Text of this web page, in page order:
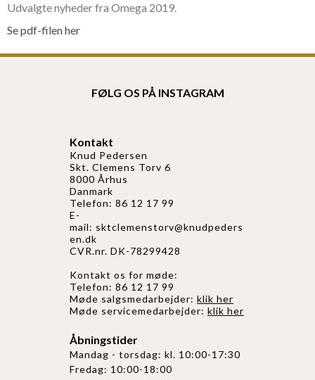
Udvalgte nyheder fra Omega 2019.
Se pdf-filen her
FØLG OS PÅ INSTAGRAM
Kontakt
Knud Pedersen
Skt. Clemens Torv 6
8000 Århus
Danmark
Telefon: 86 12 17 99
E-
mail: sktclemenstorv@knudpeders
en.dk
CVR.nr. DK-78299428
Kontakt os for møde:
Telefon: 86 12 17 99
Møde salgsmedarbejder: klik her
Møde servicemedarbejder: klik her
Åbningstider
Mandag - torsdag: kl. 10:00-17:30
Fredag: 10:00-18:00